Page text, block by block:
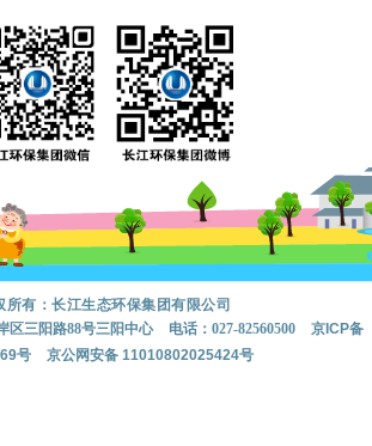
所有：长江生态环保集团有限公司
区三阳路88号三阳中心
电话：027-82560500
京ICP备
号
京公网安备 11010802025424号